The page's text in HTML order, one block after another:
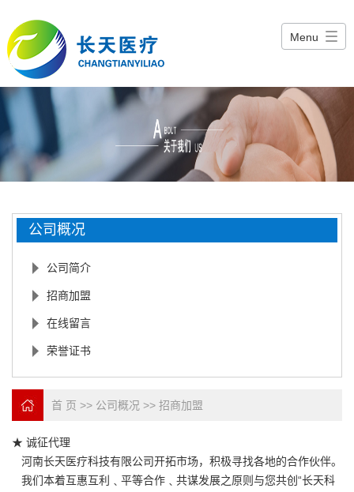
Menu
公司概况
公司简介
招商加盟
在线留言
荣誉证书
首 页 >> 公司概况 >> 招商加盟
★ 诚征代理
河南长天医疗科技有限公司开拓市场，积极寻找各地的合作伙伴。
我们本着互惠互利﹑平等合作﹑共谋发展之原则与您共创“长天科